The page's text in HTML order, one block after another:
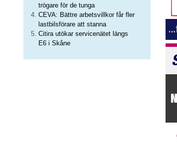
trögare för de tunga
CEVA: Bättre arbetsvillkor får fler
lastbilsförare att stanna
Citira utökar servicenätet längs
E6 i Skåne